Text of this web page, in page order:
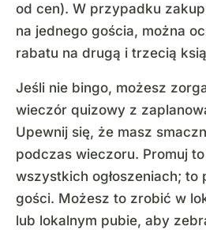
od cen). W przypadku
na jednego gościa, można
rabatu na drugą i trzecią
Jeśli nie bingo, możesz
wieczór quizowy z
Upewnij się, że masz
podczas wieczoru. Promuj
wszystkich ogłoszeniach;
gości. Możesz to zrobić w
lub lokalnym pubie, aby